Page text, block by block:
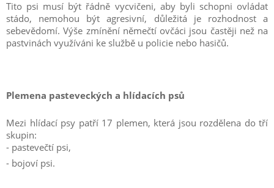
Tito psi musí být řádně vycvičeni, aby byli schopni ovládat
stádo, nemohou být agresivní, důležitá je rozhodnost a
sebevědomí. Výše zmínění němečtí ovčáci jsou častěji než na
pastvinách využíváni ke službě u policie nebo hasičů.
Plemena pasteveckých a hlídacích psů
Mezi hlídací psy patří 17 plemen, která jsou rozdělena do tří
skupin:
- pastevečtí psi,
- bojoví psi.